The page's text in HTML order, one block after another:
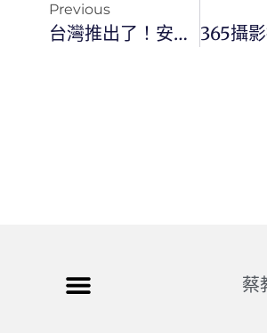
Previous
台灣推出了！安卓版 ChatGPT 官方手機應用程式已全面開放供人下載
蔡